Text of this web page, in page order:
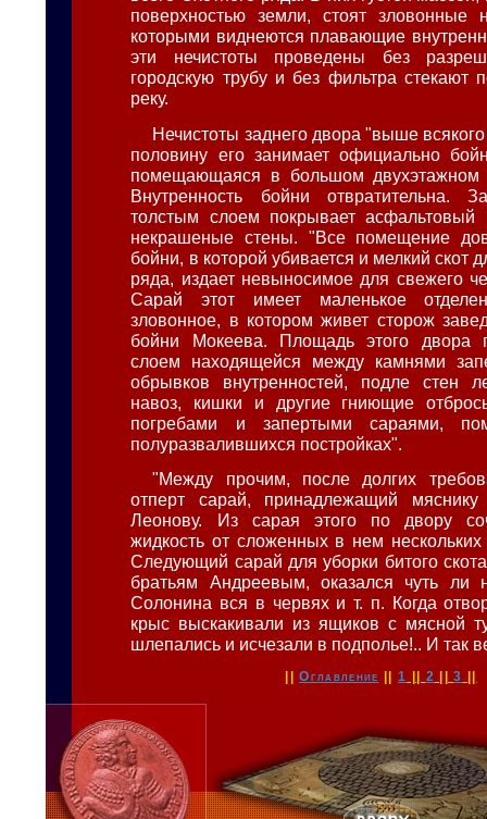
поверхностью земли, стоят зловонные
которыми виднеются плавающие
эти нечистоты проведены без
городскую трубу и без фильтра стекают
реку.
Нечистоты заднего двора "выше
половину его занимает официально
помещающаяся в большом двухэтажном
Внутренность бойни отвратительна.
толстым слоем покрывает асфальтовый
некрашеные стены. "Все помещение
бойни, в которой убивается и мелкий скот
ряда, издает невыносимое для свежего
Сарай этот имеет маленькое
зловонное, в котором живет сторож
бойни Мокеева. Площадь этого двора
слоем находящейся между камнями
обрывков внутренностей, подле стен
навоз, кишки и другие гниющие
погребами и запертыми сараями,
полуразвалившихся постройках".
"Между прочим, после долгих
отперт сарай, принадлежащий
Леонову. Из сарая этого по двору
жидкость от сложенных в нем
Следующий сарай для уборки битого
братьям Андреевым, оказался чуть ли
Солонина вся в червях и т. п. Когда
крыс выскакивали из ящиков с мясной
шлепались и исчезали в подполье!.. И так
||Оглавление 1 2 ||3